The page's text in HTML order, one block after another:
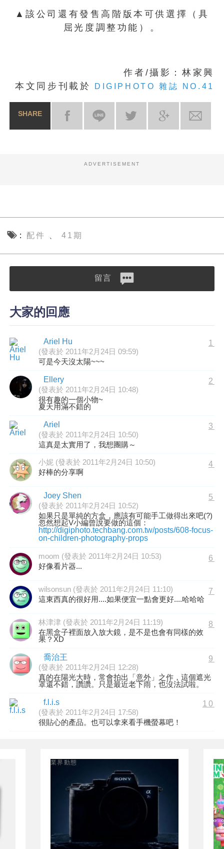
▲該公司還有發售高階版本可供選擇（具
屈光度調整功能）。
作者/攝影：林家興
本文同步刊載於
DIGIPHOTO 雜誌 NO.41
SHARE
ADVERTISEMENT
配件 、41期
留言
大家的回應
Ariel Hu
(發表於 2011年2月24日 09:59)
1
可是今天沒太陽~~~
Ellery
(發表於 2011年2月24日 10:48)
2
很有趣的一個小物~
夏天用滿不錯的
Ariel
(發表於 2011年2月24日 10:50)
3
這真是太實用了，我想團購～
小妮 (發表於 2011年2月24日 10:50) 4
好棒的分享啊
Joey Shen
(發表於 2011年2月24日 10:52)
5
如果只是單純的方盒，應該有可能手工做得出來吧(?)
忽然想起V小編曾說要做的這個：
http://digiphoto.techbang.com.tw/posts/608-focus-
on-children-photography-props
moom (發表於 2011年2月24日 10:53) 6
好像看片器...
wilsonsun (發表於 2011年2月24日 11:10) 7
這東西真的很好用....如果便宜一點會更好....哈哈哈
林津津 (發表於 2011年2月24日 11:19) 8
在黑盒子裡面放入放大鏡，是不是也會有同樣的效
果？XD
喬治王
(發表於 2011年2月24日 12:28)
9
真的在陽光大時，常會拍出「意外」之作，這個遮光
罩還不錯，讚讚。只是最近老下雨，也沒法試啦。
f.l.i.s
(發表於 2011年2月24日 17:58)
10
很貼心的產品。也可以拿來看手機螢幕吧！
業界動態